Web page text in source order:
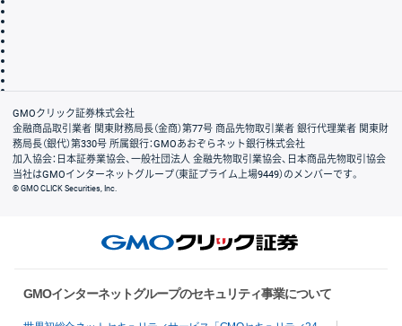
会社案内
GMOクリック証券株式会社
金融商品取引業者 関東財務局長（金商）第77号 商品先物取引業者 銀行代理業者 関東財
務局長（銀代）第330号 所属銀行：GMOあおぞらネット銀行株式会社
加入協会：日本証券業協会、一般社団法人 金融先物取引業協会、日本商品先物取引協会
当社はGMOインターネットグループ（東証プライム上場9449）のメンバーです。
© GMO CLICK Securities, Inc.
GMOインターネットグループのセキュリティ事業について